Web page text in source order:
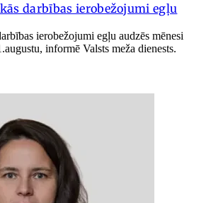
darbības ierobežojumi egļu
ierobežojumi egļu audzēs mēnesi
informē Valsts meža dienests.